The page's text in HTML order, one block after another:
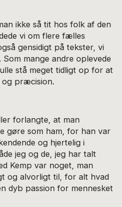
ikke så tit hos folk af den
vi om flere fælles
gensidigt på tekster, vi
mange andre oplevede
stå meget tidligt op for at
og præcision.
forlangte, at man
gøre som ham, for han var
og hjertelig i
jeg og de, jeg har talt
Kemp var noget, man
og alvorligt til, for alt hvad
dyb passion for mennesket